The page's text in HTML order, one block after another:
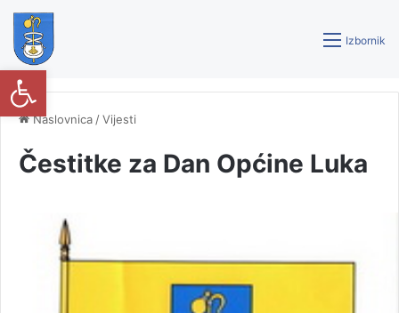
Izbornik
Naslovnica /Vijesti
Čestitke za Dan Općine Luka
Open toolbar